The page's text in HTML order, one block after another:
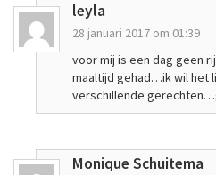
leyla
28 januari 2017 om 01:39
voor mij is een dag geen
maaltijd gehad…ik wil het
verschillende
Monique Schuitema